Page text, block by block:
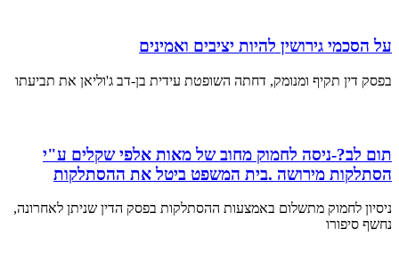
על הסכמי גירושין להיות יציבים ואמינים
בפסק דין תקיף ומנומק, דחתה השופטת עידית בן-דב ג'וליאן את תביעתו
תום לב?-ניסה לחמוק מחוב של מאות אלפי שקלים ע"י
הסתלקות מירושה .בית המשפט ביטל את ההסתלקות
ניסיון לחמוק מתשלום באמצעות ההסתלקות בפסק הדין שניתן לאחרונה,
נחשף סיפורו